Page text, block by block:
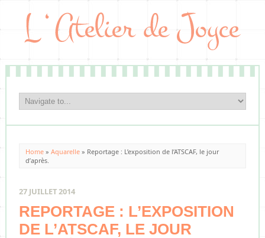
Home »Aquarelle » Reportage : L’exposition de l’ATSCAF, le jour
d’après.
27 JUILLET 2014
REPORTAGE : L’EXPOSITION
DE L’ATSCAF, LE JOUR